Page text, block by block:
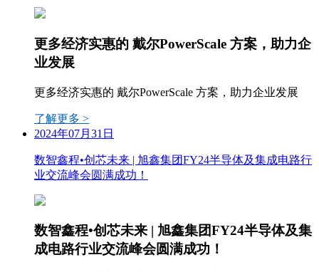
更多经济实惠的 戴尔PowerScale 方案，助力企
业发展
更多经济实惠的 戴尔PowerScale 方案，助力企业发展
了解更多 >
2024年07月31日
数智鑫程•创芯未来 | 旭鑫集团FY24半导体及集成电路行
业交流峰会圆满成功！
数智鑫程•创芯未来 | 旭鑫集团FY24半导体及集
成电路行业交流峰会圆满成功！